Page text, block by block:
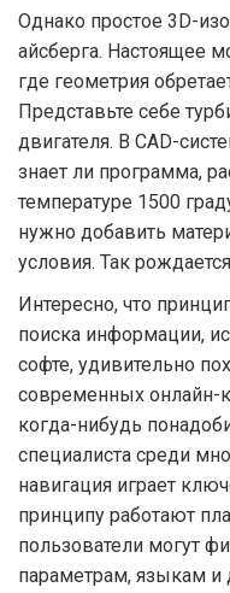
Однако простое 3D-
айсберга. Настоящее
где геометрия
Представьте себе
двигателя. В CAD-
знает ли программа,
температуре 1500
нужно добавить
условия. Так
Интересно, что
поиска информации,
софте, удивительно
современных онлайн-
когда-нибудь
специалиста среди
навигация играет
принципу работают
пользователи могут
параметрам, языкам и